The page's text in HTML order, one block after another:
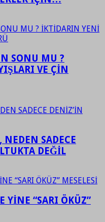
SONU MU ?
VE ÇİN
SADECE
DEĞİL
YİNE “SARI ÖKÜZ”